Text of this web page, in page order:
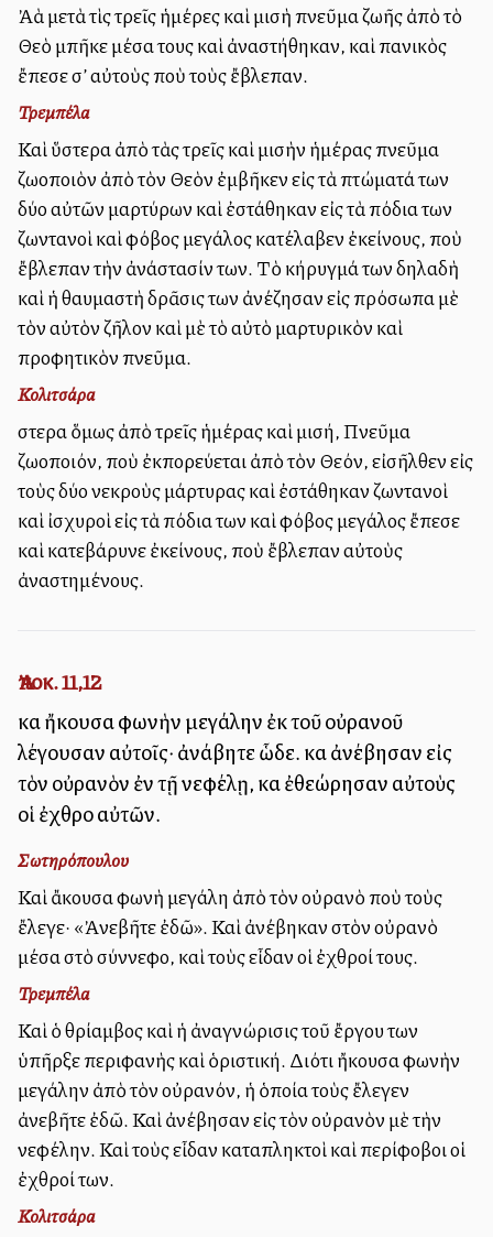
Ἀλλὰ μετὰ τὶς τρεῖς ἡμέρες καὶ μισὴ πνεῦμα ζωῆς ἀπὸ τὸ
Θεὸ μπῆκε μέσα τους καὶ ἀναστήθηκαν, καὶ πανικὸς
ἔπεσε σ’ αὐτοὺς ποὺ τοὺς ἔβλεπαν.
Τρεμπέλα
Καὶ ὕστερα ἀπὸ τὰς τρεῖς καὶ μισὴν ἡμέρας πνεῦμα
ζωοποιὸν ἀπὸ τὸν Θεὸν ἐμβῆκεν εἰς τὰ πτώματά των
δύο αὐτῶν μαρτύρων καὶ ἐστάθηκαν εἰς τὰ πόδια των
ζωντανοὶ καὶ φόβος μεγάλος κατέλαβεν ἐκείνους, ποὺ
ἔβλεπαν τὴν ἀνάστασίν των. Τὸ κήρυγμά των δηλαδὴ
καὶ ἡ θαυμαστὴ δρᾶσις των ἀνέζησαν εἰς πρόσωπα μὲ
τὸν αὐτὸν ζῆλον καὶ μὲ τὸ αὐτὸ μαρτυρικὸν καὶ
προφητικὸν πνεῦμα.
Κολιτσάρα
Ὕστερα ὅμως ἀπὸ τρεῖς ἡμέρας καὶ μισή, Πνεῦμα
ζωοποιόν, ποὺ ἐκπορεύεται ἀπὸ τὸν Θεόν, εἰσῆλθεν εἰς
τοὺς δύο νεκροὺς μάρτυρας καὶ ἐστάθηκαν ζωντανοὶ
καὶ ἰσχυροὶ εἰς τὰ πόδια των καὶ φόβος μεγάλος ἔπεσε
καὶ κατεβάρυνε ἐκείνους, ποὺ ἔβλεπαν αὐτοὺς
ἀναστημένους.
Ἀποκ. 11,12
καὶ ἤκουσα φωνὴν μεγάλην ἐκ τοῦ οὐρανοῦ
λέγουσαν αὐτοῖς· ἀνάβητε ὧδε. καὶ ἀνέβησαν εἰς
τὸν οὐρανὸν ἐν τῇ νεφέλῃ, καὶ ἐθεώρησαν αὐτοὺς
οἱ ἐχθροὶ αὐτῶν.
Σωτηρόπουλου
Καὶ ἄκουσα φωνὴ μεγάλη ἀπὸ τὸν οὐρανὸ ποὺ τοὺς
ἔλεγε· «Ἀνεβῆτε ἐδῶ». Καὶ ἀνέβηκαν στὸν οὐρανὸ
μέσα στὸ σύννεφο, καὶ τοὺς εἶδαν οἱ ἐχθροί τους.
Τρεμπέλα
Καὶ ὁ θρίαμβος καὶ ἡ ἀναγνώρισις τοῦ ἔργου των
ὑπῆρξε περιφανὴς καὶ ὁριστική. Διότι ἤκουσα φωνὴν
μεγάλην ἀπὸ τὸν οὐρανόν, ἡ ὁποία τοὺς ἔλεγεν
ἀνεβῆτε ἐδῶ. Καὶ ἀνέβησαν εἰς τὸν οὐρανὸν μὲ τὴν
νεφέλην. Καὶ τοὺς εἶδαν καταπληκτοὶ καὶ περίφοβοι οἱ
ἐχθροί των.
Κολιτσάρα